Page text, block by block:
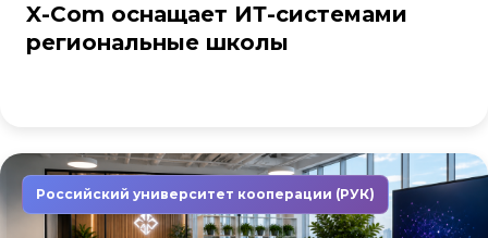
X-Com оснащает ИТ-системами
региональные школы
Российский университет кооперации (РУК)